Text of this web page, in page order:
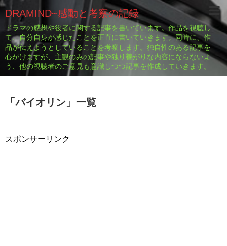
DRAMIND~感動と考察の記録
ドラマの感想や役者に関する記事を書いています。作品を視聴し
て、自分自身が感じたことを正直に書いていきます。同時に、作
品が伝えようとしていることを考察します。独自性のある記事を
心がけますが、主観のみの記事や独り善がりな内容にならないよ
う、他の視聴者のご意見も意識しつつ記事を作成していきます。
「バイオリン 」 一覧
スポンサーリンク